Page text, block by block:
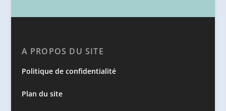
A PROPOS DU SITE
Politique de confidentialité
Plan du site